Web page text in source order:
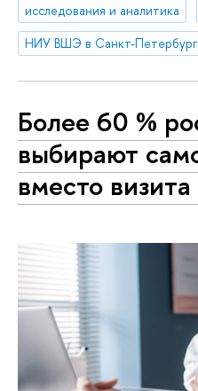
исследования и аналитика
НИУ ВШЭ в Санкт-
Более 60 %
выбирают
вместо